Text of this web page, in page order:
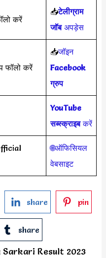
करें
📥टेलीग्राम
जॉबअपड़ेस
फॉलो करें
📥जॉइन
Facebook
ग्रुप
YouTube
सब्स्क्राइबकरें
🌐ऑफिसियल
वेबसाइट
share pin
share
Sarkari Result 2023